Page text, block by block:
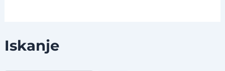
Iskanje